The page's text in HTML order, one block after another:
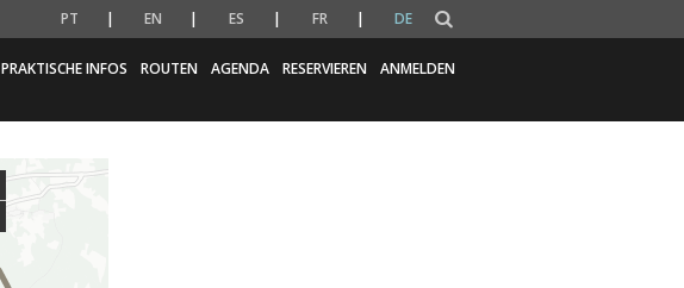
PT EN ES FR DE
PRAKTISCHE INFOS ROUTEN AGENDA RESERVIEREN ANMELDEN